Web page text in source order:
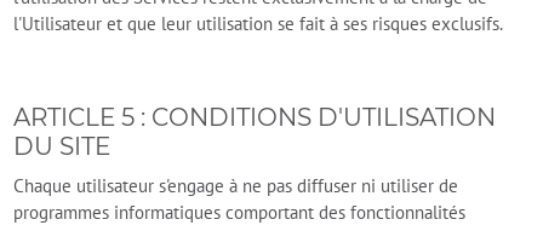
l'Utilisateur et que leur utilisation se fait à ses risques exclusifs.
ARTICLE 5 : CONDITIONS D'UTILISATION
DU SITE
Chaque utilisateur s'engage à ne pas diffuser ni utiliser de
programmes informatiques comportant des fonctionnalités